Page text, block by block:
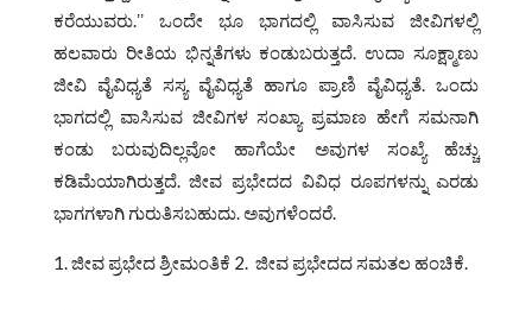
ಕರೆಯುವರು.ʼʼ ಒಂದೇ ಭೂ ಭಾಗದಲ್ಲಿ ವಾಸಿಸುವ ಜೀವಿಗಳಲ್ಲಿ
ಹಲವಾರು ರೀತಿಯ ಭಿನ್ನತೆಗಳು ಕಂಡುಬರುತ್ತದೆ. ಉದಾ ಸೂಕ್ಷ್ಮಾಣು
ಜೀವಿ ವೈವಿಧ್ಯತೆ ಸಸ್ಯ ವೈವಿಧ್ಯತೆ ಹಾಗೂ ಪ್ರಾಣಿ ವೈವಿಧ್ಯತೆ. ಒಂದು
ಭಾಗದಲ್ಲಿ ವಾಸಿಸುವ ಜೀವಿಗಳ ಸಂಖ್ಯಾ ಪ್ರಮಾಣ ಹೇಗೆ ಸಮನಾಗಿ
ಕಂಡು ಬರುವುದಿಲ್ಲವೋ ಹಾಗೆಯೇ ಅವುಗಳ ಸಂಖ್ಯೆ ಹೆಚ್ಚು
ಕಡಿಮೆಯಾಗಿರುತ್ತದೆ. ಜೀವ ಪ್ರಭೇದದ ವಿವಿಧ ರೂಪಗಳನ್ನು ಎರಡು
ಭಾಗಗಳಾಗಿ ಗುರುತಿಸಬಹುದು. ಅವುಗಳೆಂದರೆ.
ಜೀವ ಪ್ರಭೇದ ಶ್ರೀಮಂತಿಕೆ 2. ಜೀವ ಪ್ರಭೇದದ ಸಮತಲ ಹಂಚಿಕೆ.